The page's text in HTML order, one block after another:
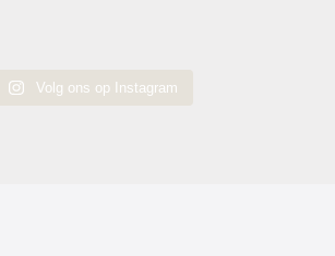
Volg ons op Instagram